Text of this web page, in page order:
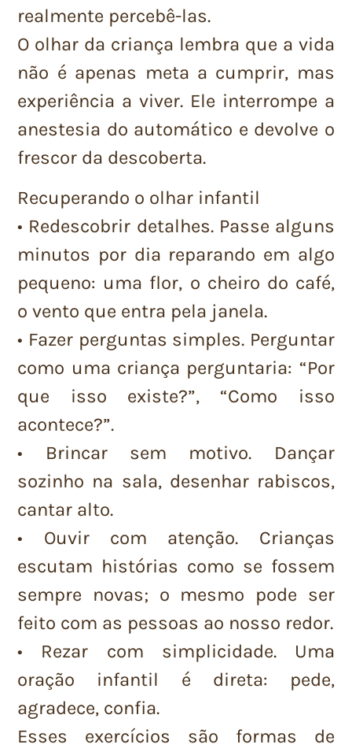
realmente percebê-las.
O olhar da criança lembra que a vida
não é apenas meta a cumprir, mas
experiência a viver. Ele interrompe a
anestesia do automático e devolve o
frescor da descoberta.
Recuperando o olhar infantil
• Redescobrir detalhes. Passe alguns
minutos por dia reparando em algo
pequeno: uma flor, o cheiro do café,
o vento que entra pela janela.
• Fazer perguntas simples. Perguntar
como uma criança perguntaria: “Por
que isso existe?”, “Como isso
acontece?”.
• Brincar sem motivo. Dançar
sozinho na sala, desenhar rabiscos,
cantar alto.
• Ouvir com atenção. Crianças
escutam histórias como se fossem
sempre novas; o mesmo pode ser
feito com as pessoas ao nosso redor.
• Rezar com simplicidade. Uma
oração infantil é direta: pede,
agradece, confia.
Esses exercícios são formas de